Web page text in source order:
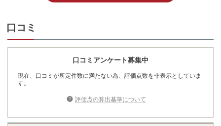
口コミ
口コミアンケート募集中
現在、口コミが所定件数に満たない為、評価点数を非表示としていま
す。
評価点の算出基準について